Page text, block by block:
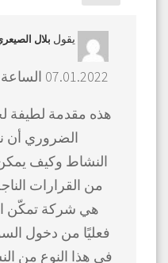
يقول بلال
07.01.2022 الساعة 11:00
هذه مقدمة لطيفة
الضروري أن
النشاط وكيف
هي شركة تمكّن
فعليًا من دخول
في هذا النوع من